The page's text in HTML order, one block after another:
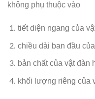
không phụ thuộc vào
tiết diện ngang của
chiều dài ban đầu
bản chất của vật đàn
khối lượng riêng của